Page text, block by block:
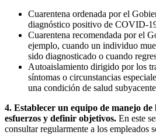
Cuarentena ordenada por el
diagnóstico positivo de COVID-
Cuarentena recomendada por el
ejemplo, cuando un individuo
sido diagnosticado o cuando
Autoaislamiento dirigido por los
síntomas o circunstancias
una condición de salud
4. Establecer un equipo de manejo
esfuerzos y definir objetivos. En este
consultar regularmente a los empleados